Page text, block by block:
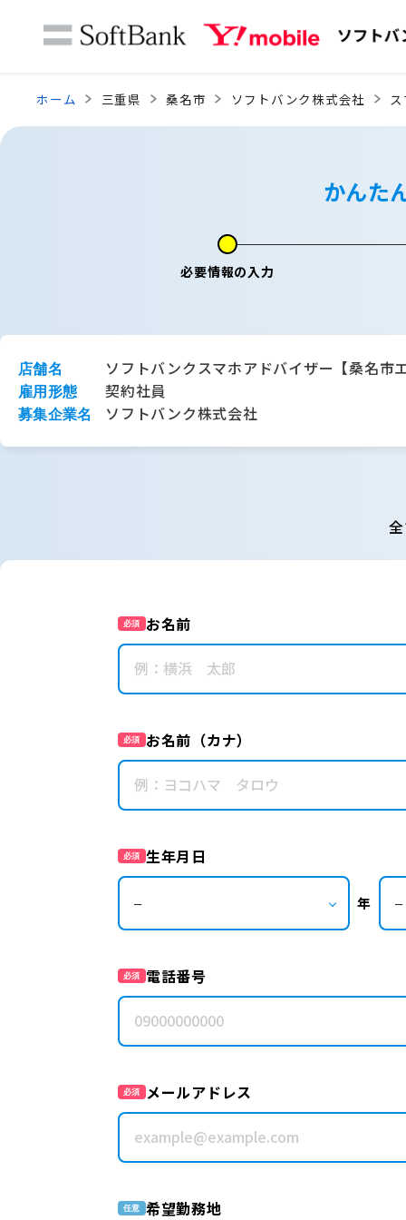
ホーム 三重県 桑名市 ソフトバンク株式会社
かんた
必要情報の入力
店舗名 ソフトバンクスマホアドバイザー【桑名市
雇用形態 契約社員
募集企業名 ソフトバンク株式会社
必須 お名前
必須 お名前（カナ）
必須 生年月日
年
必須 電話番号
必須 メールアドレス
任意 希望勤務地